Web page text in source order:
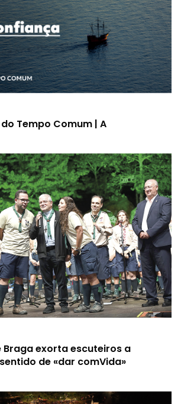
Tempo Comum | A
Braga exorta escuteiros a
de «dar comVida»